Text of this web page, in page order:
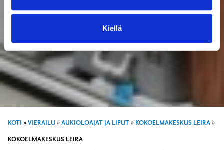
Kiellä
KOTI »VIERAILU »AUKIOLOAJAT JA LIPUT» KOKOELMAKESKUS LEIRA»
KOKOELMAKESKUS LEIRA